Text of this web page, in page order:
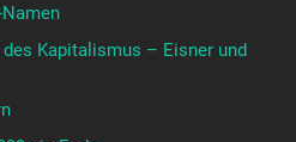
Kapitalismus – Eisner und